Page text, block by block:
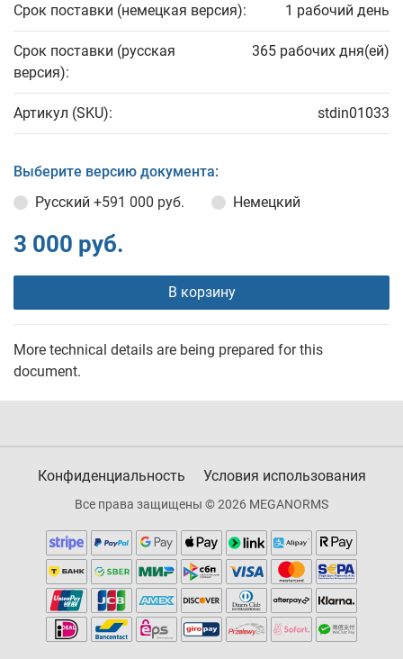
Срок поставки (немецкая версия): 1 рабочий день
Срок поставки (русская
версия):
365 рабочих дня(ей)
Артикул (SKU): stdin01033
Выберите версию документа:
Русский +591 000 руб. Немецкий
3 000 руб.
В корзину
More technical details are being prepared for this
document.
Конфиденциальность Условия использования
Все права защищены © 2026 MEGANORMS